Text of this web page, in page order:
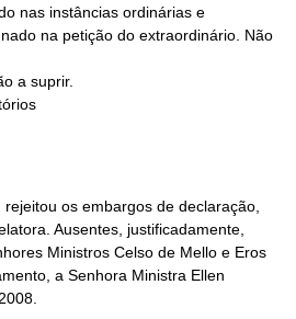
os embargos de declaração,
Ausentes, justificadamente,
Ministros Celso de Mello e Eros
a Senhora Ministra Ellen